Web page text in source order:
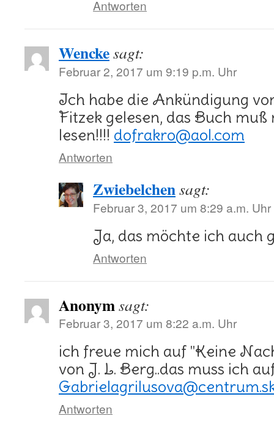
Antworten
Wenckesagt:
Februar 2, 2017 um 9:19 p.m. Uhr
Ich habe die Ankündigung
Fitzek gelesen, das Buch
lesen!!!! dofrakro@aol.com
Antworten
Zwiebelchensagt:
Februar 3, 2017 um 8:29 a.m. Uhr
Ja, das möchte ich auch
Antworten
Anonymsagt:
Februar 3, 2017 um 8:22 a.m. Uhr
ich freue mich auf "Keine
von J. L. Berg..das muss ich
Antworten